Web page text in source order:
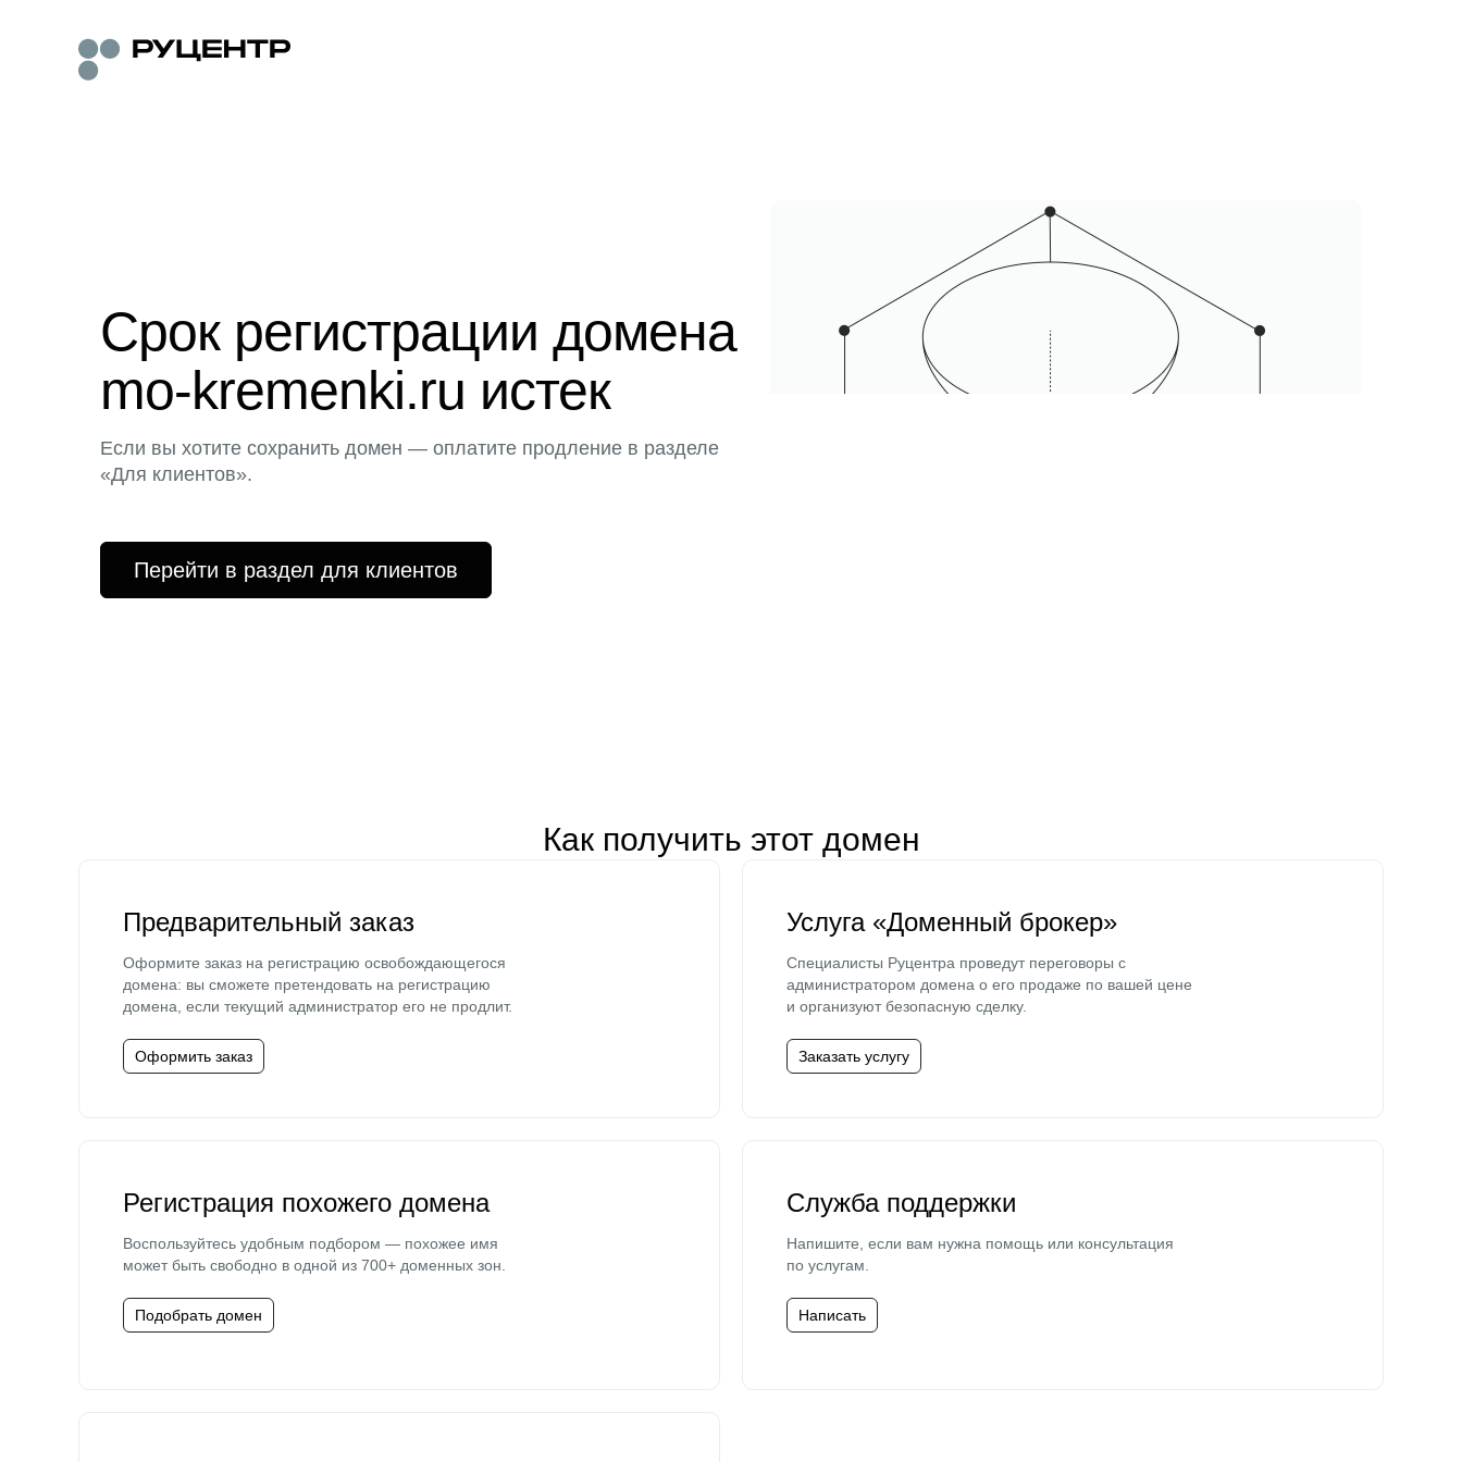
Срок регистрации домена
mo-kremenki.ru истек
Если вы хотите сохранить домен — оплатите продление в разделе
«Для клиентов».
Перейти в раздел для клиентов
Как получить этот домен
Предварительный заказ
Оформите заказ на регистрацию освобождающегося
домена: вы сможете претендовать на регистрацию
домена, если текущий администратор его не продлит.
Оформить заказ
Услуга «Доменный брокер»
Специалисты Руцентра проведут переговоры с
администратором домена о его продаже по вашей цене
и организуют безопасную сделку.
Заказать услугу
Регистрация похожего домена
Воспользуйтесь удобным подбором — похожее имя
может быть свободно в одной из 700+ доменных зон.
Подобрать домен
Служба поддержки
Напишите, если вам нужна помощь или консультация
по услугам.
Написать